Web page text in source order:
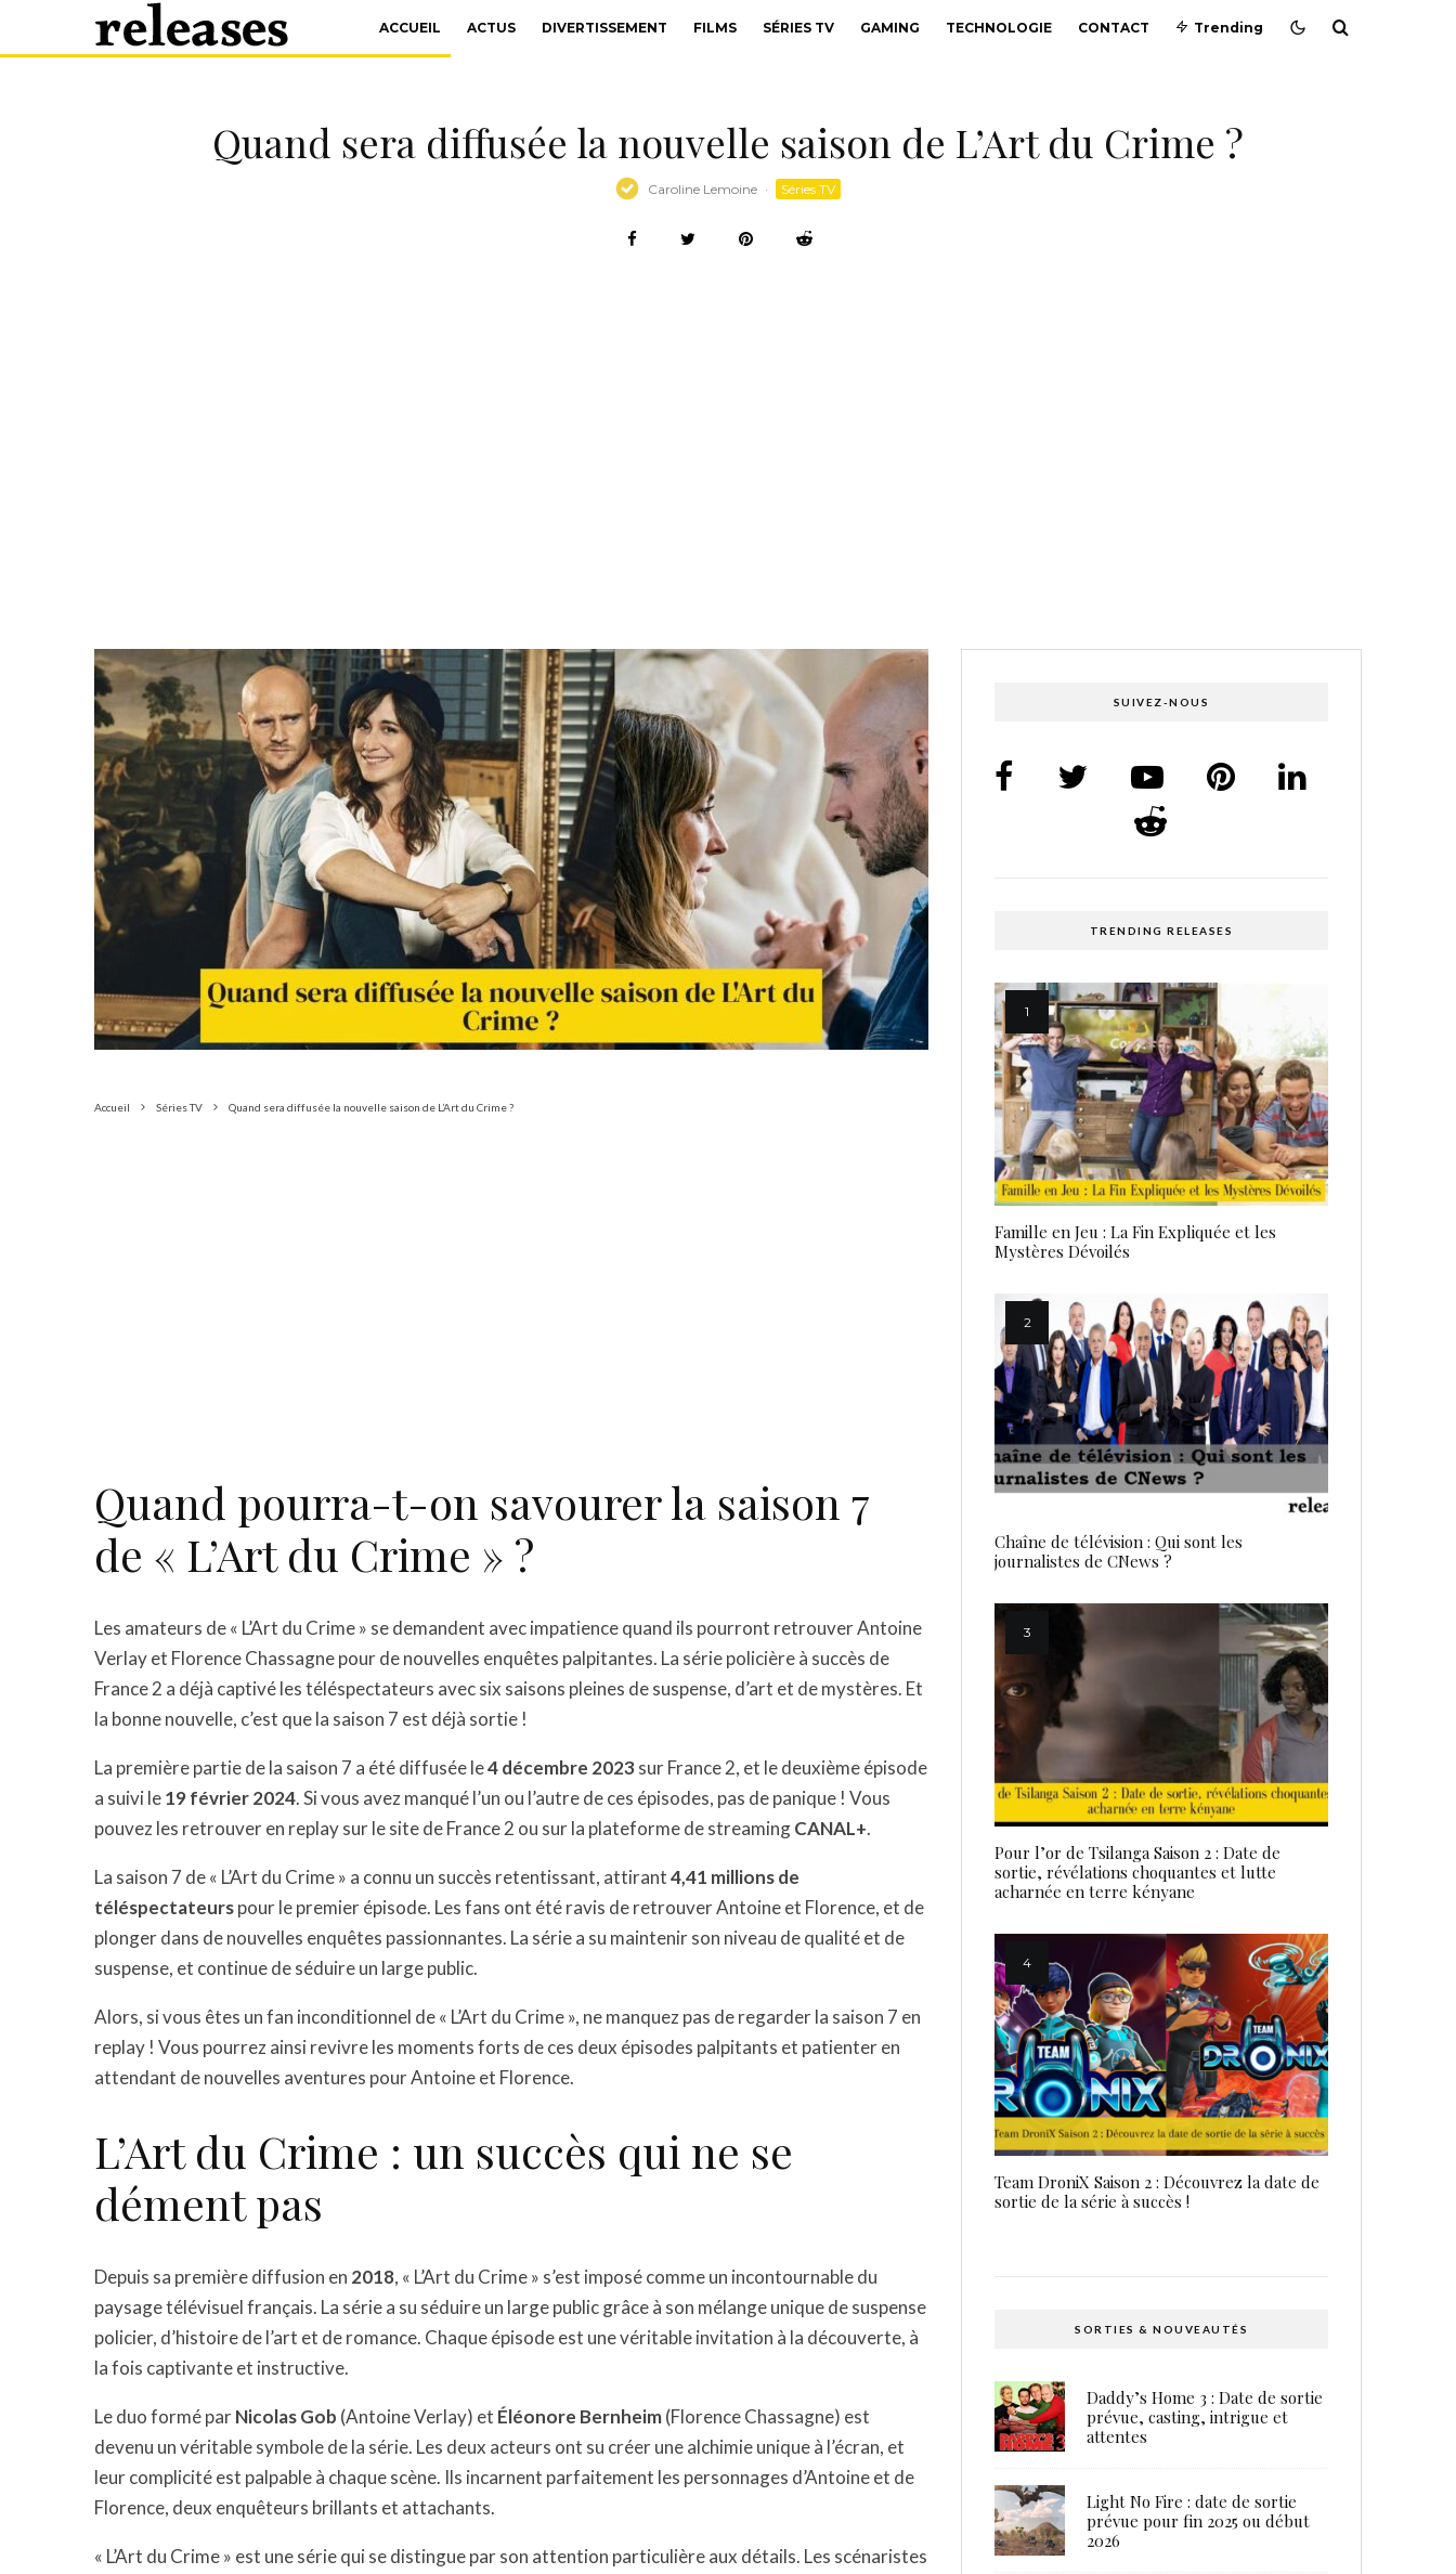
ACCUEIL ACTUS DIVERTISSEMENT FILMS SÉRIES TV GAMING TECHNOLOGIE CONTACT Trending
Quand sera diffusée la nouvelle saison de L’Art du Crime ?
Caroline Lemoine · Séries TV
Accueil Séries TV Quand sera diffusée la nouvelle saison de L’Art du Crime ?
Quand pourra-t-on savourer la saison 7
de « L’Art du Crime » ?
Les amateurs de « L’Art du Crime » se demandent avec impatience quand ils pourront retrouver Antoine
Verlay et Florence Chassagne pour de nouvelles enquêtes palpitantes. La série policière à succès de
France 2 a déjà captivé les téléspectateurs avec six saisons pleines de suspense, d’art et de mystères. Et
la bonne nouvelle, c’est que la saison 7 est déjà sortie !
La première partie de la saison 7 a été diffusée le4 décembre 2023sur France 2, et le deuxième épisode
a suivi le19 février 2024. Si vous avez manqué l’un ou l’autre de ces épisodes, pas de panique ! Vous
pouvez les retrouver en replay sur le site de France 2 ou sur la plateforme de streamingCANAL+.
La saison 7 de « L’Art du Crime » a connu un succès retentissant, attirant4,41 millions de
téléspectateurspour le premier épisode. Les fans ont été ravis de retrouver Antoine et Florence, et de
plonger dans de nouvelles enquêtes passionnantes. La série a su maintenir son niveau de qualité et de
suspense, et continue de séduire un large public.
Alors, si vous êtes un fan inconditionnel de « L’Art du Crime », ne manquez pas de regarder la saison 7 en
replay ! Vous pourrez ainsi revivre les moments forts de ces deux épisodes palpitants et patienter en
attendant de nouvelles aventures pour Antoine et Florence.
L’Art du Crime : un succès qui ne se
dément pas
Depuis sa première diffusion en 2018, « L’Art du Crime » s’est imposé comme un incontournable du
paysage télévisuel français. La série a su séduire un large public grâce à son mélange unique de suspense
policier, d’histoire de l’art et de romance. Chaque épisode est une véritable invitation à la découverte, à
la fois captivante et instructive.
Le duo formé parNicolas Gob (Antoine Verlay) et Éléonore Bernheim(Florence Chassagne) est
devenu un véritable symbole de la série. Les deux acteurs ont su créer une alchimie unique à l’écran, et
leur complicité est palpable à chaque scène. Ils incarnent parfaitement les personnages d’Antoine et de
Florence, deux enquêteurs brillants et attachants.
« L’Art du Crime » est une série qui se distingue par son attention particulière aux détails. Les scénaristes
SUIVEZ-NOUS
TRENDING RELEASES
Famille en Jeu : La Fin Expliquée et les
Mystères Dévoilés
Chaîne de télévision : Qui sont les
journalistes de CNews ?
Pour l’or de Tsilanga Saison 2 : Date de
sortie, révélations choquantes et lutte
acharnée en terre kényane
Team DroniX Saison 2 : Découvrez la date de
sortie de la série à succès !
SORTIES & NOUVEAUTÉS
Daddy’s Home 3 : Date de sortie
prévue, casting, intrigue et
attentes
Light No Fire : date de sortie
prévue pour fin 2025 ou début
2026